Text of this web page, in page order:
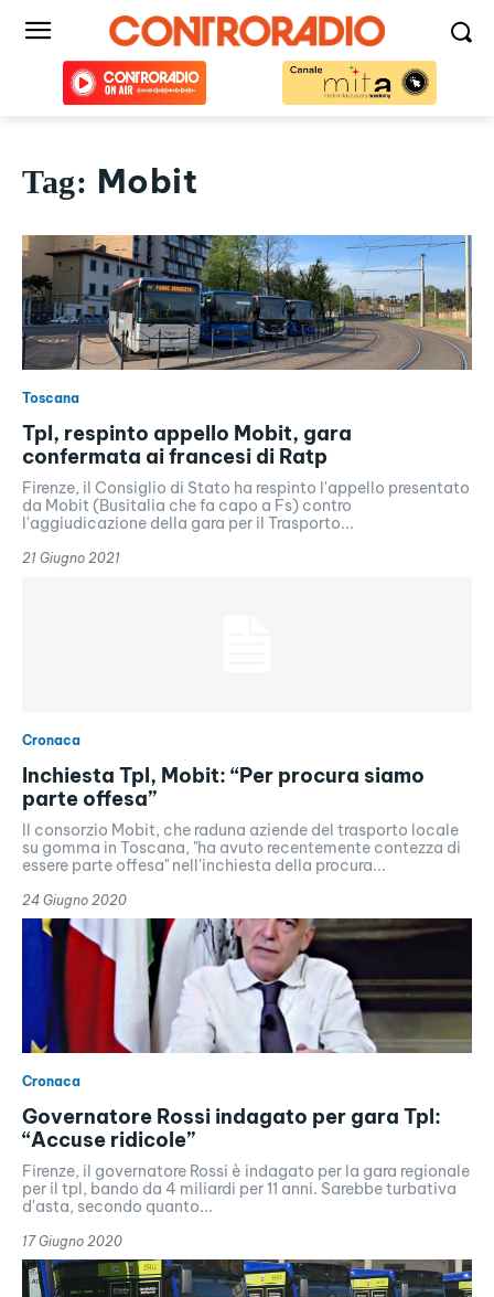
Tag: Mobit
Toscana
Tpl, respinto appello Mobit, gara
confermata ai francesi di Ratp
Firenze, il Consiglio di Stato ha respinto l'appello presentato
da Mobit (Busitalia che fa capo a Fs) contro
l'aggiudicazione della gara per il Trasporto...
21 Giugno 2021
Cronaca
Inchiesta Tpl, Mobit: “Per procura siamo
parte offesa”
Il consorzio Mobit, che raduna aziende del trasporto locale
su gomma in Toscana, "ha avuto recentemente contezza di
essere parte offesa" nell'inchiesta della procura...
24 Giugno 2020
Cronaca
Governatore Rossi indagato per gara Tpl:
“Accuse ridicole”
Firenze, il governatore Rossi è indagato per la gara regionale
per il tpl, bando da 4 miliardi per 11 anni. Sarebbe turbativa
d'asta, secondo quanto...
17 Giugno 2020